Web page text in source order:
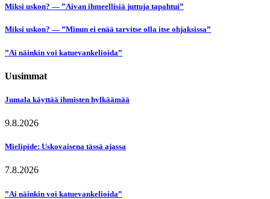
Miksi uskon? — ”Aivan ihmeellisiä juttuja tapahtui”
Miksi uskon? — ”Minun ei enää tarvitse olla itse ohjaksissa”
”Ai näinkin voi katuevankelioida”
Uusimmat
Jumala käyttää ihmisten hylkäämää
9.8.2026
Mielipide: Uskovaisena tässä ajassa
7.8.2026
”Ai näinkin voi katuevankelioida”